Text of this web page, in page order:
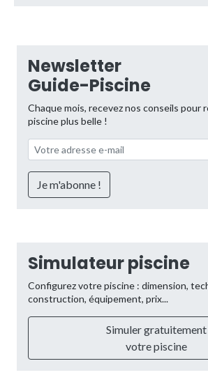
Newsletter
Guide-Piscine
Chaque mois, recevez nos conseils pour
piscine plus belle !
Simulateur piscine
Configurez votre piscine : dimension,
construction, équipement, prix...
Simuler gratuitement
votre piscine